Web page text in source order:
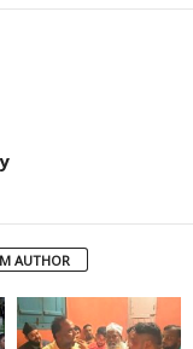
AUTHOR